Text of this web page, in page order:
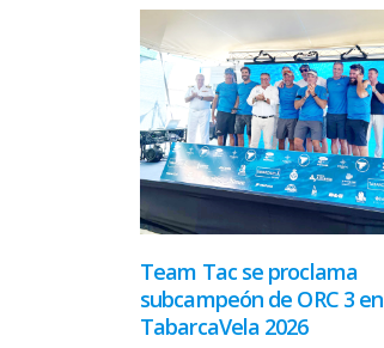
Team Tac se proclama
subcampeón de ORC 3 en
TabarcaVela 2026